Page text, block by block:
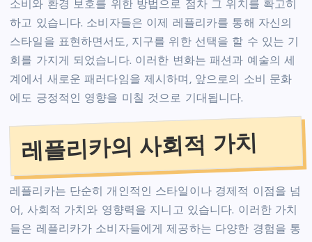
소비와 환경 보호를 위한 방법으로 점차 그 위치를 확고히
하고 있습니다. 소비자들은 이제 레플리카를 통해 자신의
스타일을 표현하면서도, 지구를 위한 선택을 할 수 있는 기
회를 가지게 되었습니다. 이러한 변화는 패션과 예술의 세
계에서 새로운 패러다임을 제시하며, 앞으로의 소비 문화
에도 긍정적인 영향을 미칠 것으로 기대됩니다.
레플리카의 사회적 가치
레플리카는 단순히 개인적인 스타일이나 경제적 이점을 넘
어, 사회적 가치와 영향력을 지니고 있습니다. 이러한 가치
들은 레플리카가 소비자들에게 제공하는 다양한 경험을 통